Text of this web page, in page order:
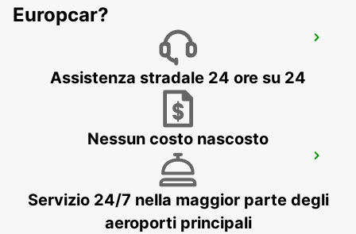
SELF CHECKOUT BUDAPEST AIRPORT
BUDAPEST AEROPORTO TERMINAL 2B
Europcar?
Assistenza stradale 24 ore su 24
Nessun costo nascosto
Servizio 24/7 nella maggior parte degli
aeroporti principali